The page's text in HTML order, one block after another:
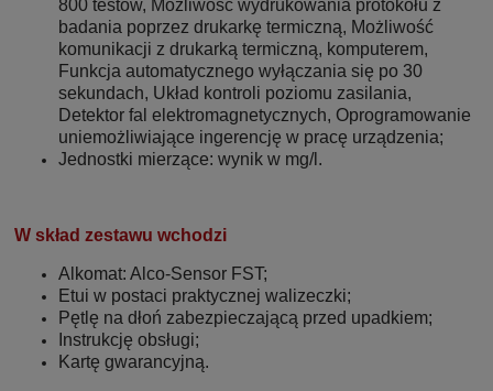
800 testów, Możliwość wydrukowania protokołu z
badania poprzez drukarkę termiczną, Możliwość
komunikacji z drukarką termiczną, komputerem,
Funkcja automatycznego wyłączania się po 30
sekundach, Układ kontroli poziomu zasilania,
Detektor fal elektromagnetycznych, Oprogramowanie
uniemożliwiające ingerencję w pracę urządzenia;
Jednostki mierzące: wynik w mg/l.
W skład zestawu wchodzi
Alkomat: Alco-Sensor FST;
Etui w postaci praktycznej walizeczki;
Pętlę na dłoń zabezpieczającą przed upadkiem;
Instrukcję obsługi;
Kartę gwarancyjną.